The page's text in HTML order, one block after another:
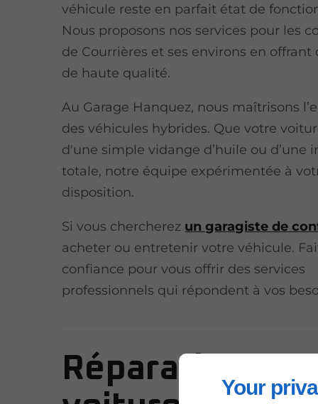
Your
véhicule reste en parfait état de
Nous proposons nos services pour les
de Courrières et ses environs en offrant
de haute qualité.
Au Garage Hanquez, nous maîtrisons
des véhicules hybrides. Que votre
d'une simple vidange d’huile ou d’une
totale, notre équipe expérimentée à
disposition.
Si vous chercherez un garagiste de
acheter ou entretenir votre véhicule.
confiance pour vous offrir des services
professionnels qui répondent à vos
Réparations de